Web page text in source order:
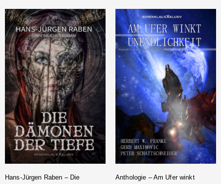
Hans-Jürgen Raben – Die
Anthologie – Am Ufer winkt